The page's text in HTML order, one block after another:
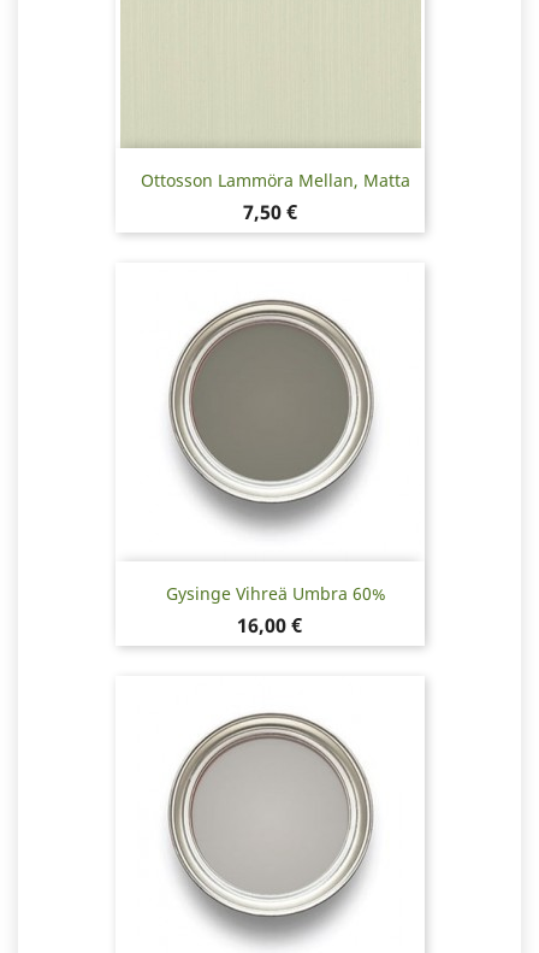
Ottosson Lammöra Mellan, Matta
Hinta
7,50 €
Gysinge Vihreä Umbra 60%
Hinta
16,00 €